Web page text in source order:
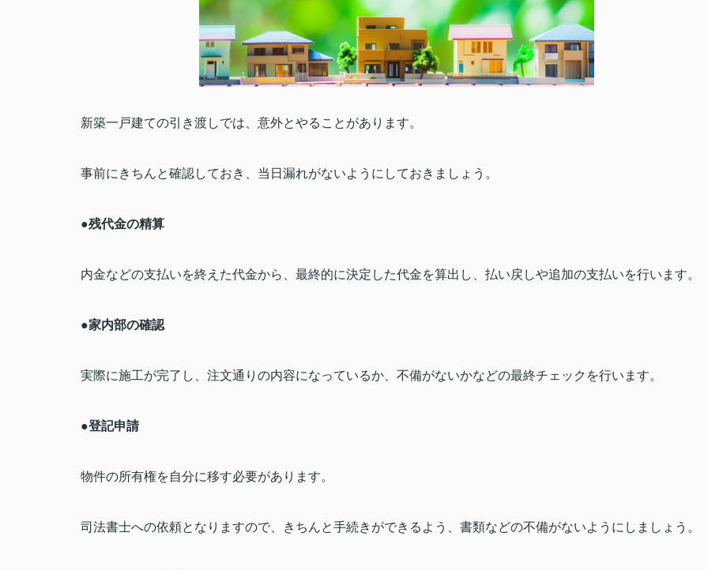
新築一戸建ての引き渡しでは、意外とやることがあります。
事前にきちんと確認しておき、当日漏れがないようにしておきましょう。
●残代金の精算
内金などの支払いを終えた代金から、最終的に決定した代金を算出し、払い戻しや追加の支払いを行います。
●家内部の確認
実際に施工が完了し、注文通りの内容になっているか、不備がないかなどの最終チェックを行います。
●登記申請
物件の所有権を自分に移す必要があります。
司法書士への依頼となりますので、きちんと手続きができるよう、書類などの不備がないようにしましょう。